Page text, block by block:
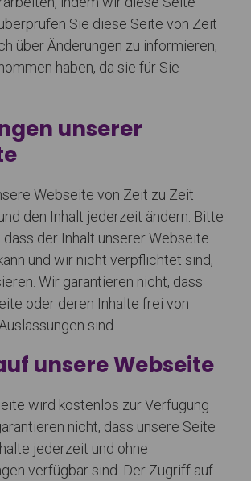
Sie diese Seite von Zeit
über Änderungen zu informieren,
haben, da sie für Sie
unserer
Webseite von Zeit zu Zeit
den Inhalt jederzeit ändern. Bitte
dass der Inhalt unserer Webseite
und wir nicht verpflichtet sind,
Wir garantieren nicht, dass
oder deren Inhalte frei von
sind.
unsere Webseite
wird kostenlos zur Verfügung
nicht, dass unsere Seite
jederzeit und ohne
verfügbar sind. Der Zugriff auf